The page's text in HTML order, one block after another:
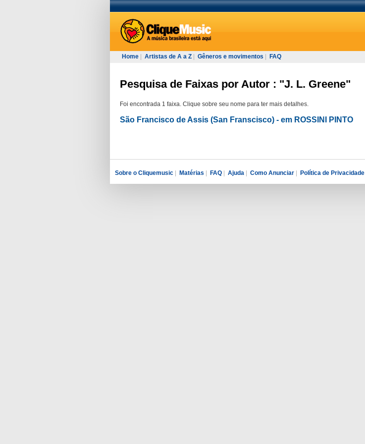
Home Artistas de A a Z Gêneros e movimentos FAQ
Pesquisa de Faixas por Autor : "J. L. Greene"
Foi encontrada 1 faixa. Clique sobre seu nome para ter mais detalhes.
São Francisco de Assis (San Franscisco) - em ROSSINI PINTO
Sobre o Cliquemusic | Matérias | FAQ | Ajuda | Como Anunciar | Política de Privacidade